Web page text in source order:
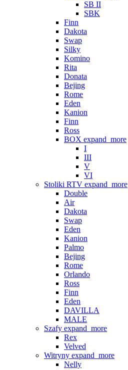
SB II
SBK
Finn
Dakota
Swap
Silky
Komino
Rita
Donata
Bejing
Rome
Eden
Kanion
Finn
Ross
BOX expand_more
I
III
V
VI
Stoliki RTV expand_more
Double
Air
Dakota
Swap
Eden
Kanion
Palmo
Bejing
Rome
Orlando
Ross
Finn
Eden
DAVILLA
MALE
Szafy expand_more
Rex
Velved
Witryny expand_more
Nelly